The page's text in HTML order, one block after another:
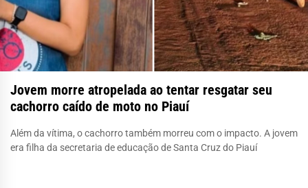
Jovem morre atropelada ao tentar resgatar seu
cachorro caído de moto no Piauí
Além da vítima, o cachorro também morreu com o impacto. A jovem
era filha da secretaria de educação de Santa Cruz do Piauí